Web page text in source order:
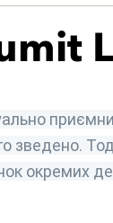
зведено.
окремих